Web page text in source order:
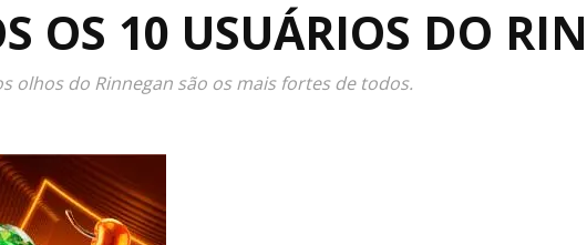
Galáxia:
OS 10 USUÁRIOS DO
olhos do Rinnegan são os mais fortes de todos.